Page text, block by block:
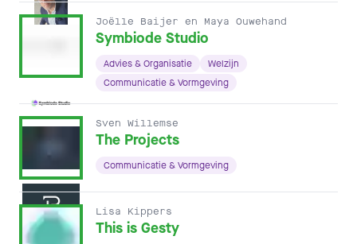
Joëlle Baijer en Maya Ouwehand
Symbiode Studio
Advies & Organisatie
Welzijn
Communicatie & Vormgeving
Sven Willemse
The Projects
Communicatie & Vormgeving
Lisa Kippers
This is Gesty